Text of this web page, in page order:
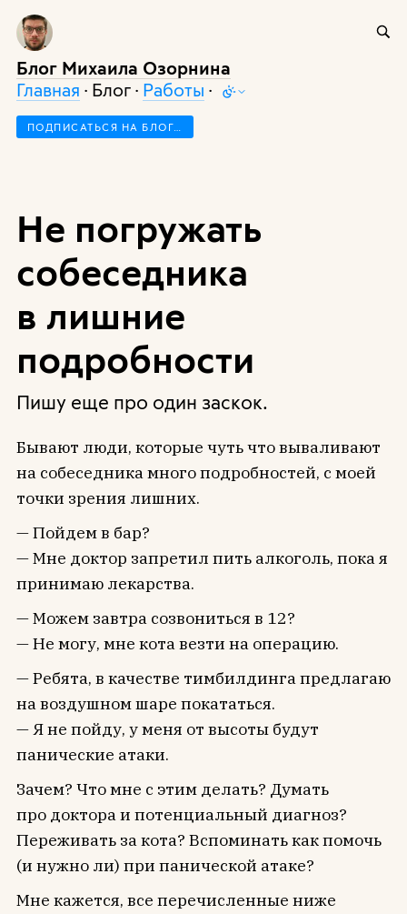
Блог Михаила Озорнина
Главная · Блог · Работы ·
ПОДПИСАТЬСЯ НА БЛОГ…
Не погружать
собеседника
в лишние
подробности
Пишу еще про один заскок.
Бывают люди, которые чуть что вываливают
на собеседника много подробностей, с моей
точки зрения лишних.
— Пойдем в бар?
— Мне доктор запретил пить алкоголь, пока я
принимаю лекарства.
— Можем завтра созвониться в 12?
— Не могу, мне кота везти на операцию.
— Ребята, в качестве тимбилдинга предлагаю
на воздушном шаре покататься.
— Я не пойду, у меня от высоты будут
панические атаки.
Зачем? Что мне с этим делать? Думать
про доктора и потенциальный диагноз?
Переживать за кота? Вспоминать как помочь
(и нужно ли) при панической атаке?
Мне кажется, все перечисленные ниже